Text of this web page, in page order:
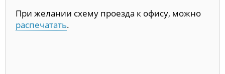
При желании схему проезда к офису, можно
распечатать.